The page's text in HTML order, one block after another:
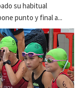
su habitual
punto y final a...